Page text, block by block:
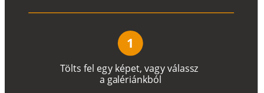
Tölts fel egy képet, vagyválassz
a galériánkból
1